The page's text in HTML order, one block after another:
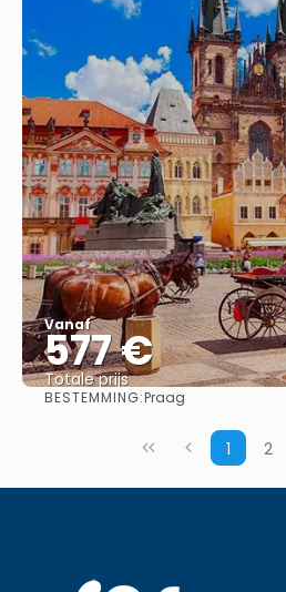
Vanaf
577 €
Totale prijs
BESTEMMING:Praag
1 2